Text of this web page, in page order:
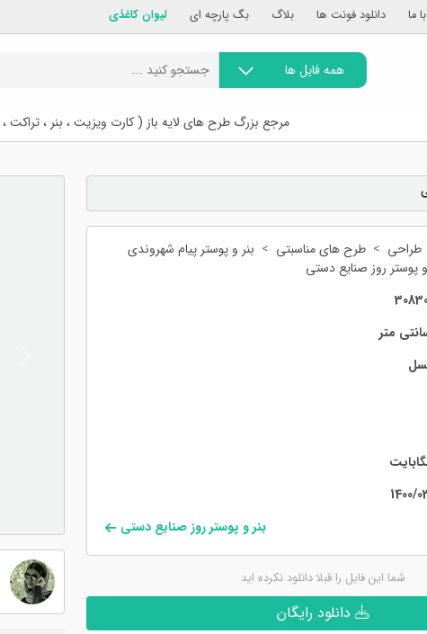
ما دانلود فونت ها بلاگ بگ پارچه ای لیوان کاغذی
همه فایل ها
مرجع بزرگ طرح های لایه باز ( کارت ویزیت ، بنر ، تراکت
طراحی طرح های مناسبتی
بنر و پوستر پیام شهروندی
و پوستر روز صنایع دستی
1400/
بنر و پوستر روز صنایع دستی
شما این فایل را قبلا دانلود نکرده اید
دانلود رایگان